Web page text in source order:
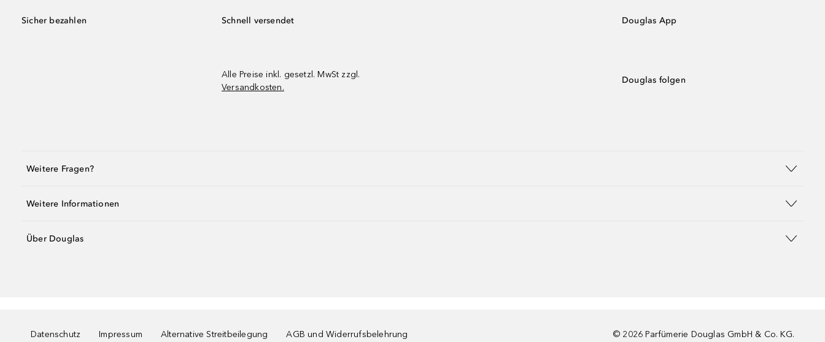
Sicher bezahlen Schnell versendet
Alle Preise inkl. gesetzl. MwSt zzgl.
Versandkosten.
Douglas App
Douglas folgen
Weitere Fragen?
Weitere Informationen
Über Douglas
Datenschutz Impressum Alternative Streitbeilegung
AGB und Widerrufsbelehrung
© 2026 Parfümerie Douglas GmbH & Co. KG.